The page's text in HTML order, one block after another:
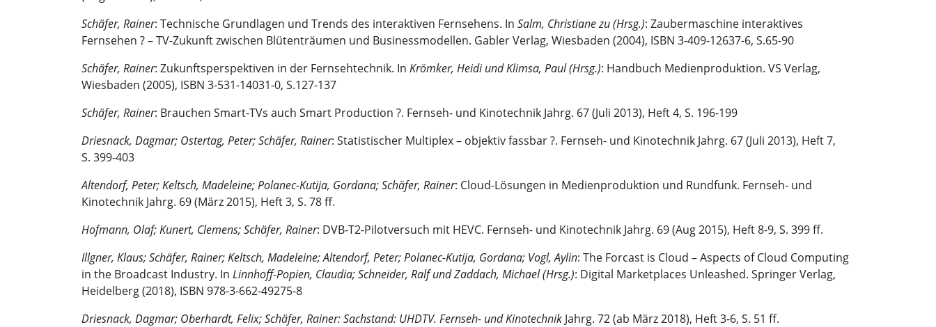
Schäfer, Rainer: Technische Grundlagen und Trends des interaktiven Fernsehens. In Salm, Christiane zu (Hrsg.): Zaubermaschine interaktives
Fernsehen ? – TV-Zukunft zwischen Blütenträumen und Businessmodellen. Gabler Verlag, Wiesbaden (2004), ISBN 3-409-12637-6, S.65-90
Schäfer, Rainer: Zukunftsperspektiven in der Fernsehtechnik. In Krömker, Heidi und Klimsa, Paul (Hrsg.): Handbuch Medienproduktion. VS Verlag,
Wiesbaden (2005), ISBN 3-531-14031-0, S.127-137
Schäfer, Rainer: Brauchen Smart-TVs auch Smart Production ?. Fernseh- und Kinotechnik Jahrg. 67 (Juli 2013), Heft 4, S. 196-199
Driesnack, Dagmar; Ostertag, Peter;Schäfer, Rainer: Statistischer Multiplex – objektiv fassbar ?. Fernseh- und Kinotechnik Jahrg. 67 (Juli 2013), Heft 7,
S. 399-403
Altendorf, Peter; Keltsch, Madeleine; Polanec-Kutija, Gordana;Schäfer, Rainer: Cloud-Lösungen in Medienproduktion und Rundfunk. Fernseh- und
Kinotechnik Jahrg. 69 (März 2015), Heft 3, S. 78 ff.
Hofmann, Olaf; Kunert, Clemens;Schäfer, Rainer: DVB-T2-Pilotversuch mit HEVC. Fernseh- und Kinotechnik Jahrg. 69 (Aug 2015), Heft 8-9, S. 399 ff.
Illgner, Klaus;Schäfer, Rainer; Keltsch, Madeleine; Altendorf, Peter; Polanec-Kutija, Gordana; Vogl, Aylin: The Forcast is Cloud – Aspects of Cloud Computing
in the Broadcast Industry. In Linnhoff-Popien, Claudia; Schneider, Ralf und Zaddach, Michael (Hrsg.): Digital Marketplaces Unleashed. Springer Verlag,
Heidelberg (2018), ISBN 978-3-662-49275-8
Driesnack, Dagmar; Oberhardt, Felix; Schäfer, Rainer: Sachstand: UHDTV. Fernseh- und Kinotechnik Jahrg. 72 (ab März 2018), Heft 3-6, S. 51 ff.